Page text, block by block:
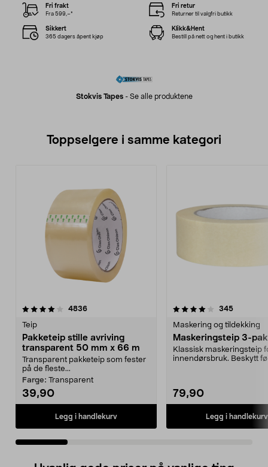
Stokvis Tapes- Se alle produktene
Fri frakt
Fra 599,–*
Fri retur
Returner til valgfri butikk
Sikkert
365 dagers åpent kjøp
Klikk&Hent
Bestill på nett og hent i butikk
Toppselgere i samme kategori
4836anmeldelser
Teip
Pakketeip stille avriving
transparent 50 mm x 66 m
Transparent pakketeip som fester
på de fleste...
Farge: Transparent
39,90
Legg i handlekurv
4.0 av 5 stjerner 345
Maskering og tildekking
Maskeringsteip 3-
Klassisk maskeringsteip
innendørsbruk. Beskytt
79,90
Legg i handlekurv
4.5 av 5 stjerner